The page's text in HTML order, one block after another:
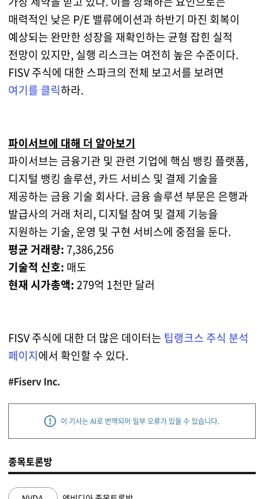
매력적인 낮은 P/E 밸류에이션과 하반기 마진 회복이
예상되는 완만한 성장을 재확인하는 균형 잡힌 실적
전망이 있지만, 실행 리스크는 여전히 높은 수준이다.
FISV 주식에 대한 스파크의 전체 보고서를 보려면
여기를 클릭하라.
파이서브에 대해 더 알아보기
파이서브는 금융기관 및 관련 기업에 핵심 뱅킹 플랫폼,
디지털 뱅킹 솔루션, 카드 서비스 및 결제 기술을
제공하는 금융 기술 회사다. 금융 솔루션 부문은 은행과
발급사의 거래 처리, 디지털 참여 및 결제 기능을
지원하는 기술, 운영 및 구현 서비스에 중점을 둔다.
평균 거래량:7,386,256
기술적 신호: 매도
현재 시가총액:279억 1천만 달러
FISV 주식에 대한 더 많은 데이터는 팁랭크스 주식 분석
페이지에서 확인할 수 있다.
#Fiserv Inc.
이 기사는 AI로 번역되어 일부 오류가 있을 수 있습니다.
종목토론방